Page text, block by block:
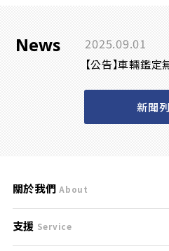
News 2025.09.01
【公告】車輛鑑
新聞
關於我們 About
刊登規範
支援 Service